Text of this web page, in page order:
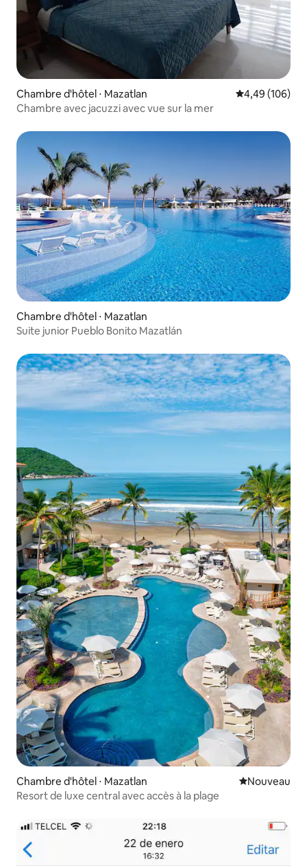
Chambre d'hôtel ⋅ Mazatlan Évaluation
4,49 (106)
Chambre avec jacuzzi avec vue sur la mer
Chambre d'hôtel ⋅ Mazatlan
Suite junior Pueblo Bonito Mazatlán
Chambre d'hôtel ⋅ Mazatlan Nouvel
Nouveau
Resort de luxe central avec accès à la plage